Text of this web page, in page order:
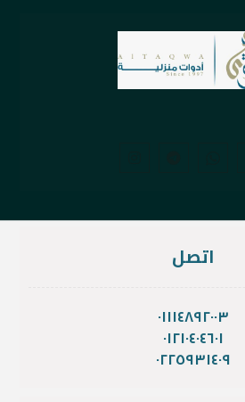
اتصل
٠١١١٤٨٩٢٠٠٣
٠١٢١٠٤٠٤٦٠١
٠٢٢٥٩٣١٤٠٩